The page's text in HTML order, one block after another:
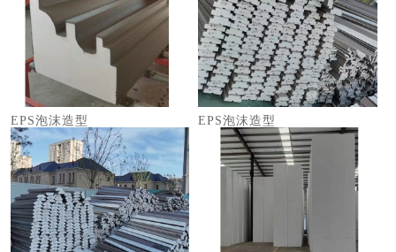
EPS泡沫造型 EPS泡沫造型